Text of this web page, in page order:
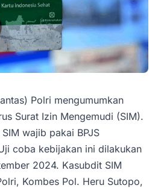
Polri mengumumkan
Surat Izin Mengemudi (SIM).
wajib pakai BPJS
coba kebijakan ini dilakukan
2024. Kasubdit SIM
Kombes Pol. Heru Sutopo,